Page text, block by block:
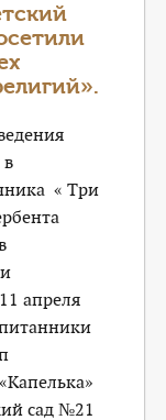
« Три
апреля
сад №21